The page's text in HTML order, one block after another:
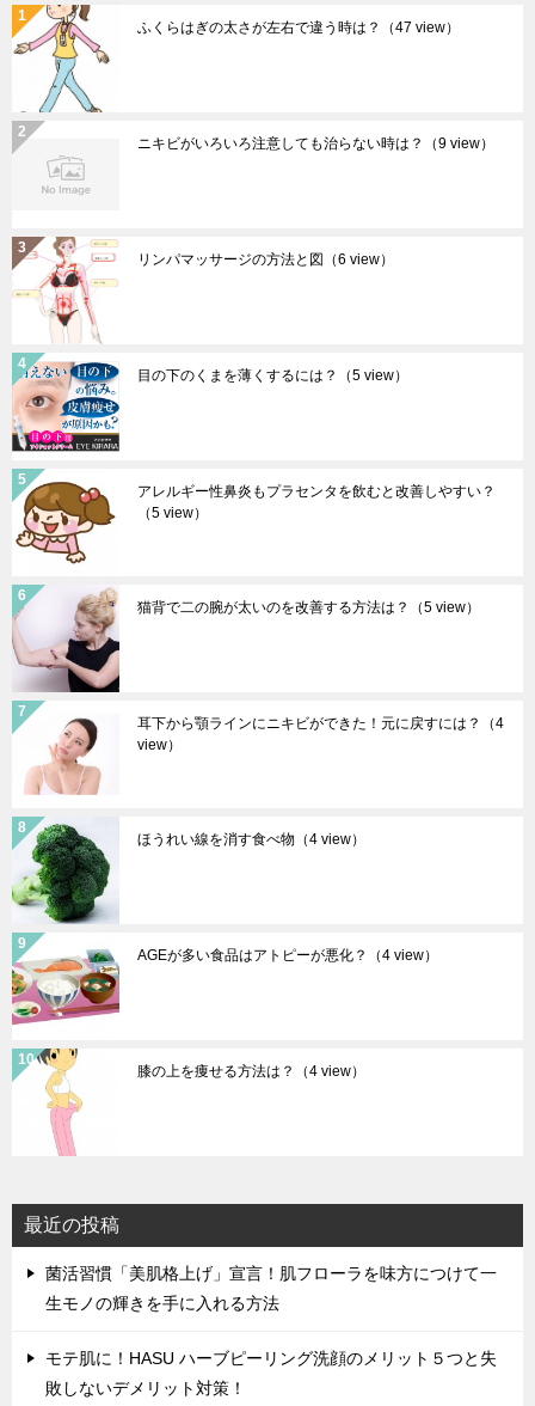
ふくらはぎの太さが左右で違う時は？ （47 view）
ニキビがいろいろ注意しても治らない時は？ （9 view）
リンパマッサージの方法と図 （6 view）
目の下のくまを薄くするには？ （5 view）
アレルギー性鼻炎もプラセンタを飲むと改善しやすい？
（5 view）
猫背で二の腕が太いのを改善する方法は？ （5 view）
耳下から顎ラインにニキビができた！元に戻すには？
（4
view）
ほうれい線を消す食べ物 （4 view）
AGEが多い食品はアトピーが悪化？ （4 view）
膝の上を痩せる方法は？ （4 view）
最近の投稿
菌活習慣「美肌格上げ」宣言！肌フローラを味方につけて一
生モノの輝きを手に入れる方法
モテ肌に！HASU ハーブピーリング洗顔のメリット５つと失
敗しないデメリット対策！